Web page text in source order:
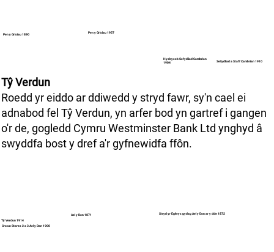
Pen y Grisiau 1890
Pen y Grisiau 1957
Hysbyseb Sefydliad Cambrian
1904
Sefydliad a Staff Cambrian 1910
Tŷ Verdun
Roedd yr eiddo ar ddiwedd y stryd fawr, sy'n cael ei
adnabod fel Tŷ Verdun, yn arfer bod yn gartref i gangen
o'r de, gogledd Cymru Westminster Bank Ltd ynghyd â
swyddfa bost y dref a'r gyfnewidfa ffôn.
Tŷ Verdun 1914
Ael y Don 1871 Stryd yr Eglwys gydag Ael y Don ar y dde 1872
Crown Stores 2 a 3 Ael y Don 1900